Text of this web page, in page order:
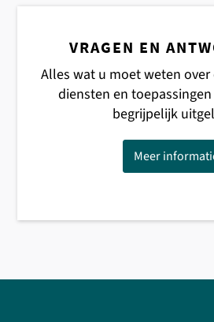
VRAGEN EN
Alles wat u moet weten
diensten en
begrijpelijk
Meer